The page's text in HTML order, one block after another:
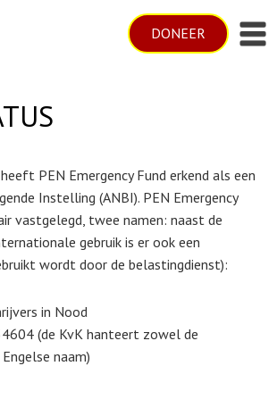
DONEER
PEN Emergency Fund erkend als een
Instelling (ANBI). PEN Emergency
vastgelegd, twee namen: naast de
gebruik is er ook een
wordt door de belastingdienst):
in Nood
(de KvK hanteert zowel de
naam)